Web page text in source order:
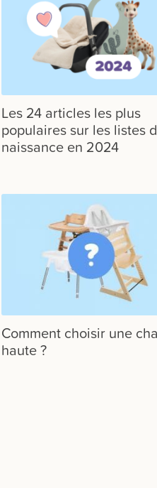
Les 24 articles les plus
populaires sur les listes
naissance en 2024
Comment choisir une
haute ?